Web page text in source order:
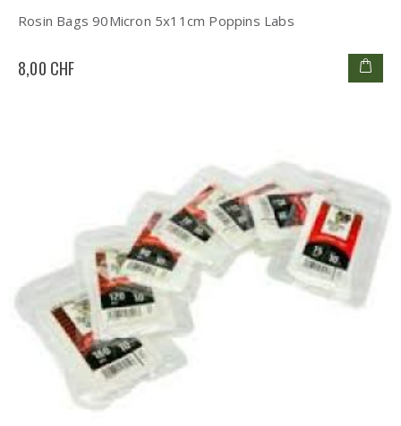
Rosin Bags 90Micron 5x11cm Poppins Labs
8,00 CHF